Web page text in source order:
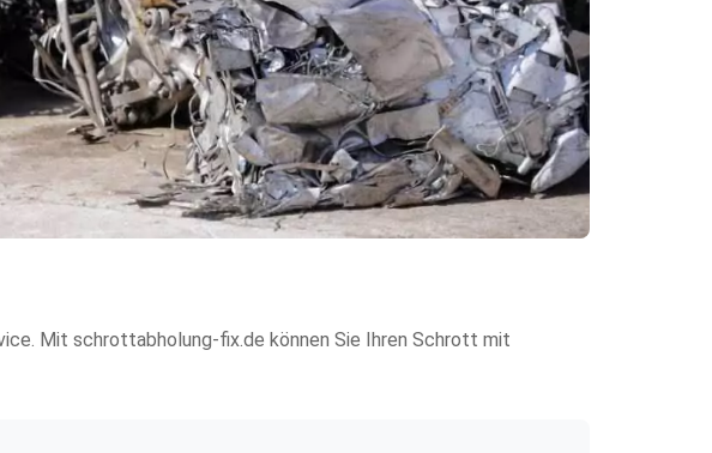
Mit schrottabholung-fix.de können Sie Ihren Schrott mit